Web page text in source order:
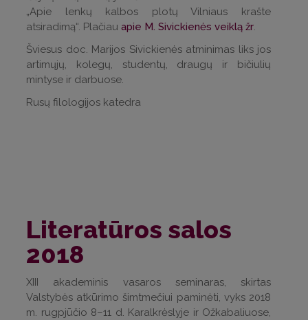
„Apie lenkų kalbos plotų Vilniaus krašte
atsiradimą“. Plačiau apie M. Sivickienės veiklą žr.
Šviesus doc. Marijos Sivickienės atminimas liks jos
artimųjų, kolegų, studentų, draugų ir bičiulių
mintyse ir darbuose.
Rusų filologijos katedra
Literatūros salos
2018
XIII akademinis vasaros seminaras, skirtas
Valstybės atkūrimo šimtmečiui paminėti, vyks 2018
m. rugpjūčio 8–11 d. Karalkrėslyje ir Ožkabaliuose,